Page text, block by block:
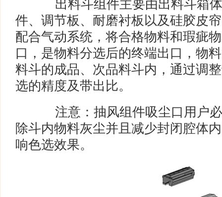
出料斗组件主要由出料斗箱体
件、调节板、耐磨衬板以及硅胶皮
配合气动系统，将合格物料和瑕疵
口，是物料分选后的终端出口，物
料斗的成品、次品料斗内，通过调
选的精度及带出比。
注意：抽风组件吸尘口用户必
除斗内物料灰尘并且减少封闭腔体
响色选效果。